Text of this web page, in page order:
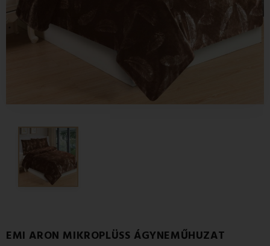
EMI ARON MIKROPLÜSS ÁGYNEMŰHUZAT